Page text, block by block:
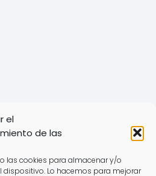
el
de las
las cookies para almacenar y/o
dispositivo. Lo hacemos para mejorar